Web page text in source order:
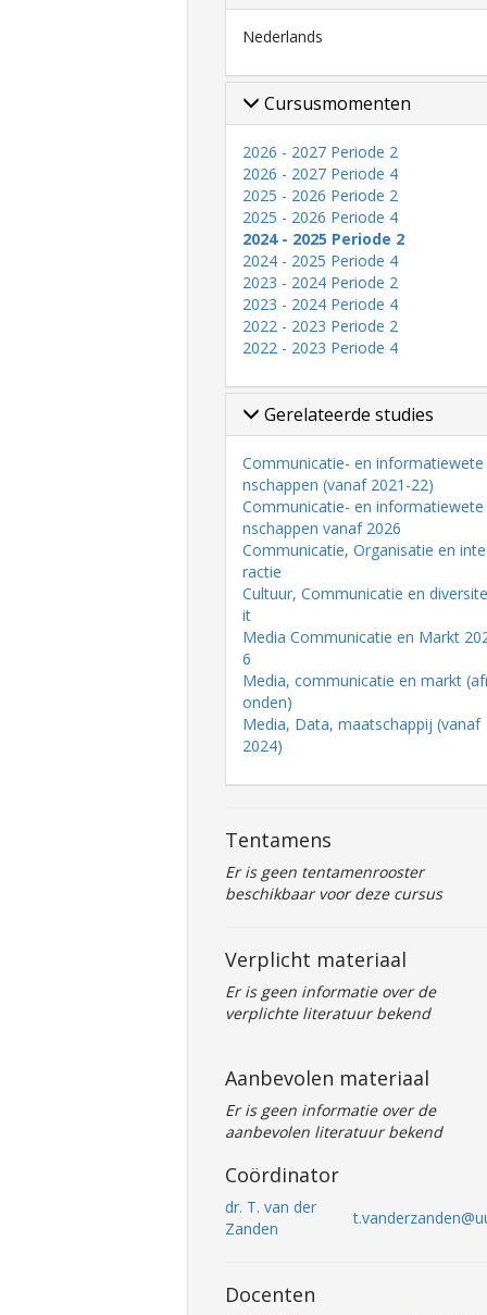
Nederlands
Cursusmomenten
2026 - 2027 Periode 2
2026 - 2027 Periode 4
2025 - 2026 Periode 2
2025 - 2026 Periode 4
2024 - 2025 Periode 2
2024 - 2025 Periode 4
2023 - 2024 Periode 2
2023 - 2024 Periode 4
2022 - 2023 Periode 2
2022 - 2023 Periode 4
Gerelateerde studies
Communicatie- en informatiewete
nschappen (vanaf 2021-22)
Communicatie- en informatiewete
nschappen vanaf 2026
Communicatie, Organisatie en inte
ractie
Cultuur, Communicatie en diversite
it
Media Communicatie en Markt
6
Media, communicatie en markt
onden)
Media, Data, maatschappij (vanaf
2024)
Tentamens
Er is geen tentamenrooster
beschikbaar voor deze cursus
Verplicht materiaal
Er is geen informatie over de
verplichte literatuur bekend
Aanbevolen materiaal
Er is geen informatie over de
aanbevolen literatuur bekend
Coördinator
dr. T. van der
Zanden
Docenten